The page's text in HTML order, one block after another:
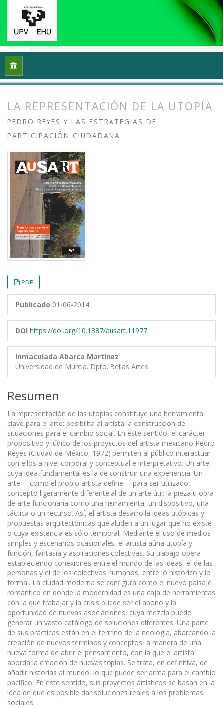
Inicio
LA REPRESENTACIÓN DE LA UTOPÍA
PEDRO REYES Y LAS ESTRATEGIAS DE
PARTICIPACIÓN CIUDADANA
PDF
Publicado 01-06-2014
DOI https://doi.org/10.1387/ausart.11977
Inmaculada Abarca Martínez
Universidad de Murcia. Dpto. Bellas Artes
Resumen
La representación de las utopías constituye una herramienta
clave para el arte: posibilita al artista la construcción de
situaciones para el cambio social. En este sentido, el carácter
propositivo y lúdico de los proyectos del artista mexicano Pedro
Reyes (Ciudad de México, 1972) permiten al público interactuar
con ellos a nivel corporal y conceptual e interpretativo. Un arte
cuya idea fundamental es la de construir una experiencia. Un
arte —como el propio artista define— para ser utilizado,
concepto ligeramente diferente al de un arte útil: la pieza u obra
de arte funcionaría como una herramienta, un dispositivo, una
táctica o un recurso. Así, el artista desarrolla ideas utópicas y
propuestas arquitectónicas que aluden a un lugar que no existe
o cuya existencia es sólo temporal. Mediante el uso de medios
simples y escenarios ocasionales, el artista aúna utopía y
función, fantasía y aspiraciones colectivas. Su trabajo opera
estableciendo conexiones entre el mundo de las ideas, el de las
personas y el de los colectivos humanos, entre lo histórico y lo
formal. La ciudad moderna se configura como el nuevo paisaje
romántico en donde la modernidad es una caja de herramientas
con la que trabajar y la crisis puede ser el abono y la
oportunidad de nuevas asociaciones, cuya mezcla puede
generar un vasto catálogo de soluciones diferentes. Una parte
de sus prácticas están en el terreno de la neología, abarcando la
creación de nuevos términos y conceptos, a manera de una
nueva forma de abrir el pensamiento, con la que el artista
aborda la creación de nuevas topías. Se trata, en definitiva, de
añadir historias al mundo, lo que puede ser arma para el cambio
pacífico. En este sentido, sus proyectos artísticos se basan en la
idea de que es posible dar soluciones reales a los problemas
sociales.